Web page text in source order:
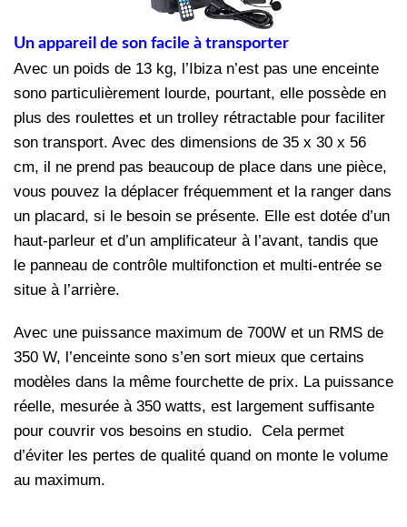
Un appareil de son facile à transporter
Avec un poids de 13 kg, l’Ibiza n’est pas une enceinte
sono particulièrement lourde, pourtant, elle possède en
plus des roulettes et un trolley rétractable pour faciliter
son transport. Avec des dimensions de 35 x 30 x 56
cm, il ne prend pas beaucoup de place dans une pièce,
vous pouvez la déplacer fréquemment et la ranger dans
un placard, si le besoin se présente. Elle est dotée d’un
haut-parleur et d’un amplificateur à l’avant, tandis que
le panneau de contrôle multifonction et multi-entrée se
situe à l’arrière.
Avec une puissance maximum de 700W et un RMS de
350 W, l’enceinte sono s’en sort mieux que certains
modèles dans la même fourchette de prix. La puissance
réelle, mesurée à 350 watts, est largement suffisante
pour couvrir vos besoins en studio. Cela permet
d’éviter les pertes de qualité quand on monte le volume
au maximum.